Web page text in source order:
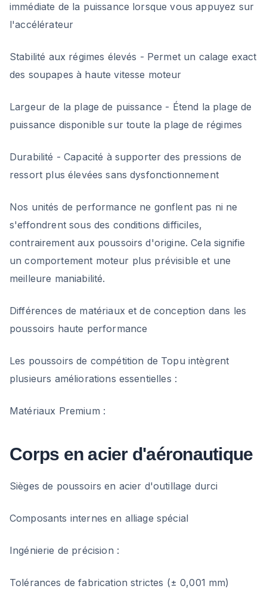
immédiate de la puissance lorsque vous appuyez sur
l'accélérateur
Stabilité aux régimes élevés - Permet un calage exact
des soupapes à haute vitesse moteur
Largeur de la plage de puissance - Étend la plage de
puissance disponible sur toute la plage de régimes
Durabilité - Capacité à supporter des pressions de
ressort plus élevées sans dysfonctionnement
Nos unités de performance ne gonflent pas ni ne
s'effondrent sous des conditions difficiles,
contrairement aux poussoirs d'origine. Cela signifie
un comportement moteur plus prévisible et une
meilleure maniabilité.
Différences de matériaux et de conception dans les
poussoirs haute performance
Les poussoirs de compétition de Topu intègrent
plusieurs améliorations essentielles :
Matériaux Premium :
Corps en acier d'aéronautique
Sièges de poussoirs en acier d'outillage durci
Composants internes en alliage spécial
Ingénierie de précision :
Tolérances de fabrication strictes (± 0,001 mm)